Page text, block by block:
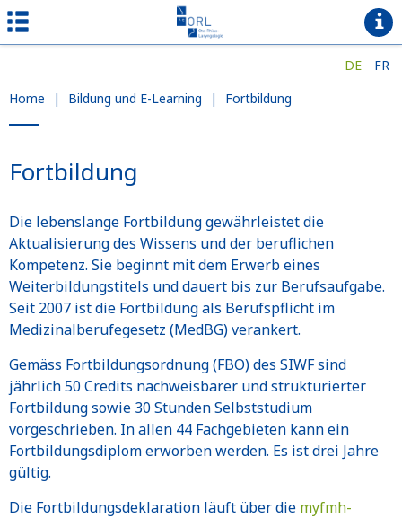
DE
FR
Home
| Bildung und E-Learning | Fortbildung
Fortbildung
Die lebenslange Fortbildung gewährleistet die
Aktualisierung des Wissens und der beruflichen
Kompetenz. Sie beginnt mit dem Erwerb eines
Weiterbildungstitels und dauert bis zur Berufsaufgabe.
Seit 2007 ist die Fortbildung als Berufspflicht im
Medizinalberufegesetz (MedBG) verankert.
Gemäss Fortbildungsordnung (FBO) des SIWF sind
jährlich 50 Credits nachweisbarer und strukturierter
Fortbildung sowie 30 Stunden Selbststudium
vorgeschrieben. In allen 44 Fachgebieten kann ein
Fortbildungsdiplom erworben werden. Es ist drei Jahre
gültig.
Die Fortbildungsdeklaration läuft über die myfmh-